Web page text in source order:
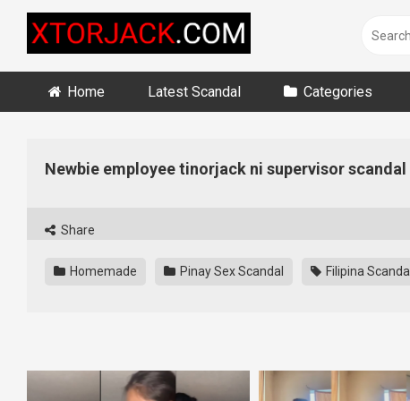
content
Home Latest Scandal Categories
Newbie employee tinorjack ni supervisor scandal
Share
Homemade Pinay Sex Scandal Filipina Scandal